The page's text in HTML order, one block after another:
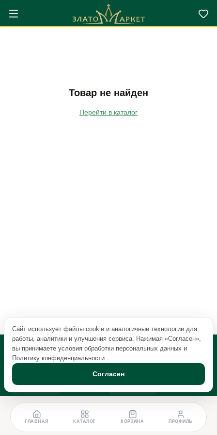
Товар не найден
Перейти в каталог
ГЛАВНАЯ КАТАЛОГ КОРЗИНА ПРОФИЛЬ
Сайт использует файлы cookie и аналогичные технологии для
работы, аналитики и улучшения сервиса. Нажимая «Согласен»,
вы принимаете условия обработки персональных данных и
Политику конфиденциальности.
Согласен